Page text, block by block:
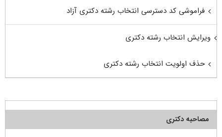
فراموشی کد دسترسی انتخاب رشته دکتری آزاد
ویرایش انتخاب رشته دکتری
حذف اولویت انتخاب رشته دکتری
مصاحبه دکتری